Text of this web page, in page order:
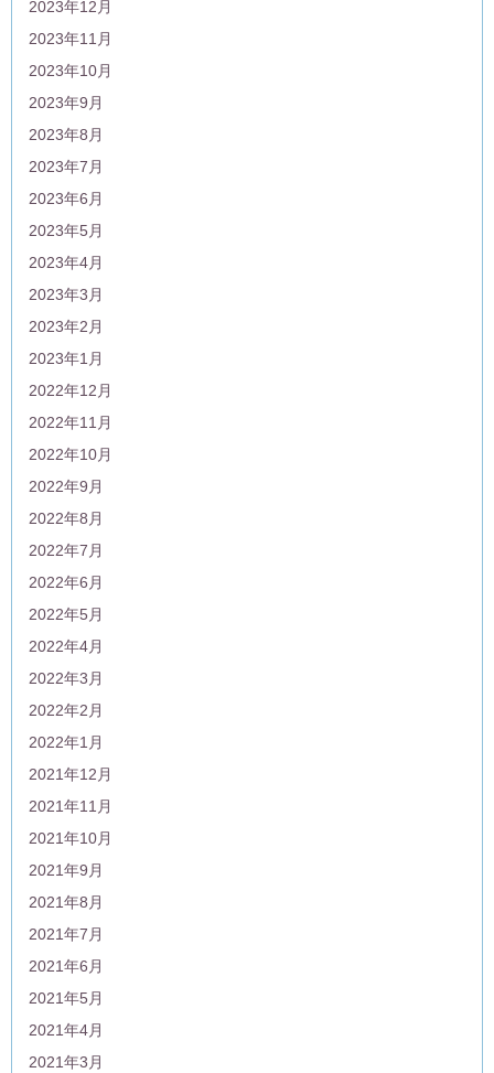
2023年12月
2023年11月
2023年10月
2023年9月
2023年8月
2023年7月
2023年6月
2023年5月
2023年4月
2023年3月
2023年2月
2023年1月
2022年12月
2022年11月
2022年10月
2022年9月
2022年8月
2022年7月
2022年6月
2022年5月
2022年4月
2022年3月
2022年2月
2022年1月
2021年12月
2021年11月
2021年10月
2021年9月
2021年8月
2021年7月
2021年6月
2021年5月
2021年4月
2021年3月